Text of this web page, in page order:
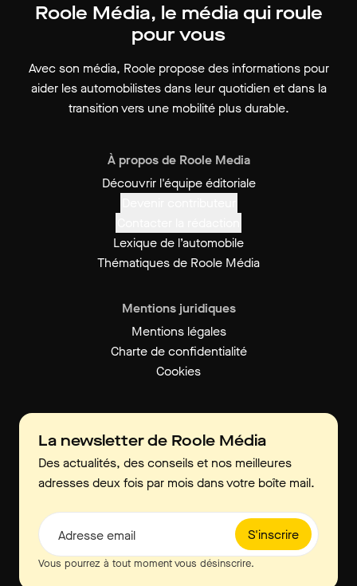
Roole Média, le média qui roule
pour vous
Avec son média, Roole propose des informations pour
aider les automobilistes dans leur quotidien et dans la
transition vers une mobilité plus durable.
À propos de Roole Media
Découvrir l'équipe éditoriale
Lexique de l’automobile
Thématiques de Roole Média
Mentions juridiques
Mentions légales
Charte de confidentialité
Cookies
La newsletter de Roole Média
Des actualités, des conseils et nos meilleures
adresses deux fois par mois dans votre boîte mail.
S'inscrire
Adresse email
Vous pourrez à tout moment vous désinscrire.